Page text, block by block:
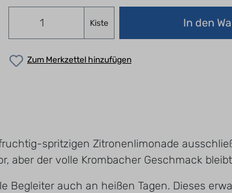
Kiste In den
Zum Merkzettel hinzufügen
spritzigen Zitronenlimonade
aber der volle Krombacher Geschmack
Begleiter auch an heißen Tagen. Dieses